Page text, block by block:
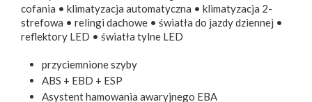
cofania • klimatyzacja automatyczna • klimatyzacja 2-
strefowa • relingi dachowe • światła do jazdy dziennej •
reflektory LED • światła tylne LED
przyciemnione szyby
ABS + EBD + ESP
Asystent hamowania awaryjnego EBA